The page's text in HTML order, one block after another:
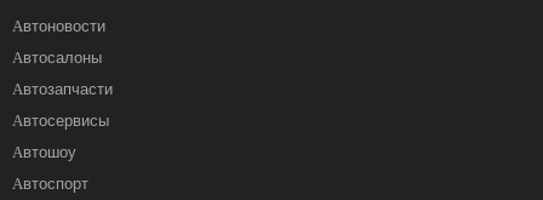
Автоновости
Автосалоны
Автозапчасти
Автосервисы
Автошоу
Автоспорт